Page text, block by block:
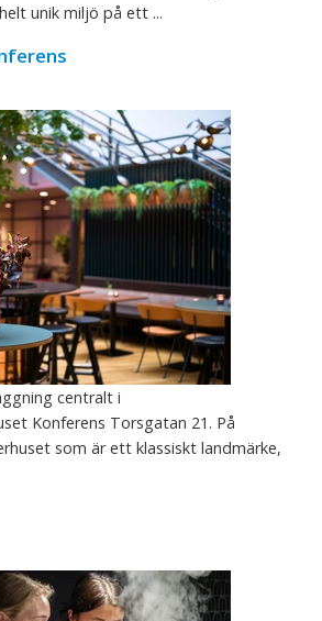
unik miljö på ett ...
centralt i
Konferens Torsgatan 21. På
som är ett klassiskt landmärke,